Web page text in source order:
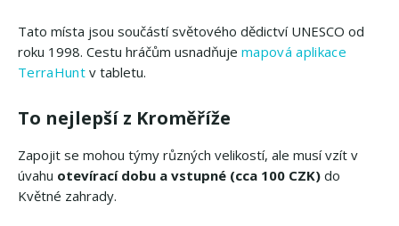
Tato místa jsou součástí světového dědictví UNESCO od
roku 1998. Cestu hráčům usnadňuje mapová aplikace
TerraHunt v tabletu.
To nejlepší z Kroměříže
Zapojit se mohou týmy různých velikostí, ale musí vzít v
úvahu otevírací dobu a vstupné (cca 100 CZK) do
Květné zahrady.